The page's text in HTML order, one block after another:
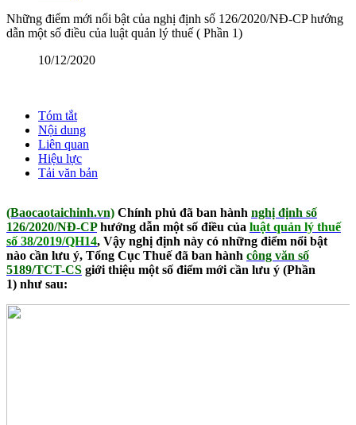
Những điểm mới nổi bật của nghị định số 126/2020/NĐ-CP hướng
dẫn một số điều của luật quản lý thuế ( Phần 1)
10/12/2020
Tóm tắt
Nội dung
Liên quan
Hiệu lực
Tải văn bản
(Baocaotaichinh.vn) Chính phủ đã ban hành nghị định số
126/2020/NĐ-CPhướng dẫn một số điều của luật quản lý thuế
số 38/2019/QH14, Vậy nghị định này có những điểm nổi bật
nào cần lưu ý, Tổng Cục Thuế đã ban hành công văn số
5189/TCT-CS giới thiệu một số điểm mới cần lưu ý (Phần
1) như sau: